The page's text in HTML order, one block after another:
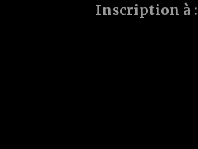
Inscription à :